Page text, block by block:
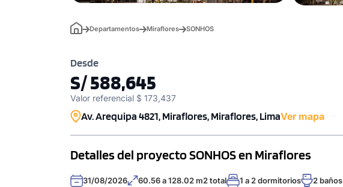
Departamentos Miraflores SONHOS
Desde
S/ 588,645
Valor referencial $ 173,437
Av. Arequipa 4821, Miraflores, Miraflores, LimaVer mapa
Detalles del proyecto SONHOS en Miraflores
31/08/2026 60.56 a 128.02 m2 total 1 a 2 dormitorios 2 baños